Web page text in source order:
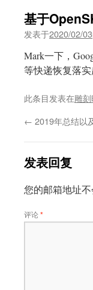
基于
发表于2020/02/03
Mark一下，
等快递恢复落实
此条目发表在雕
← 2019年总结以
发表回复
您的邮箱地址不
评论*